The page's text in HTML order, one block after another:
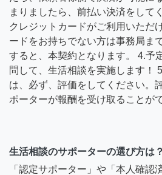
まりましたら、前払い決済をして
クレジットカードがご利用いただ
ードをお持ちでない方は事務局ま
すると、本契約となります。 4.予
問して、生活相談を実施します！
は、必ず、評価をしてください。
ポーターが報酬を受け取ることが
生活相談のサポーターの選び方は？
「認定サポーター」や「本人確認